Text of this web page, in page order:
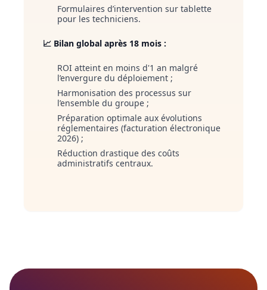
Formulaires d’intervention sur tablette
pour les techniciens.
📈 Bilan global après 18 mois :
ROI atteint en moins d'1 an malgré
l’envergure du déploiement ;
Harmonisation des processus sur
l’ensemble du groupe ;
Préparation optimale aux évolutions
réglementaires (facturation électronique
2026) ;
Réduction drastique des coûts
administratifs centraux.